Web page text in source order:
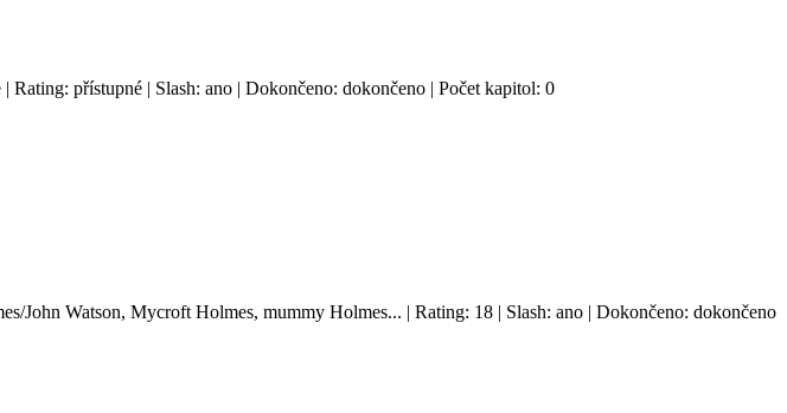
Rating: přístupné | Slash: ano | Dokončeno: dokončeno | Počet kapitol: 0
John Watson, Mycroft Holmes, mummy Holmes... | Rating: 18 | Slash: ano | Dokončeno: dokončeno